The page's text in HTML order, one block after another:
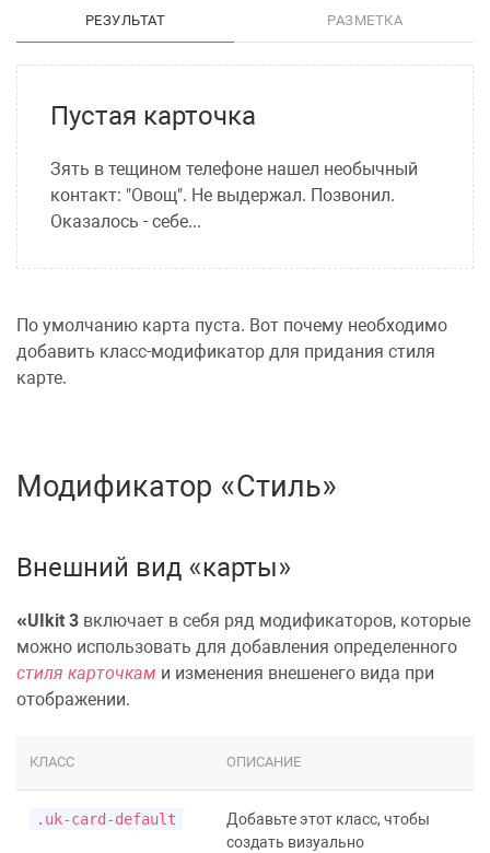
РЕЗУЛЬТАТ РАЗМЕТКА
Пустая карточка
Зять в тещином телефоне нашел необычный
контакт: "Овощ". Не выдержал. Позвонил.
Оказалось - себе...
По умолчанию карта пуста. Вот почему необходимо
добавить класс-модификатор для придания стиля
карте.
Модификатор «Стиль»
Внешний вид «карты»
UIkit 3 включает в себя ряд модификаторов, которые
можно использовать для добавления определенного
стиля карточкам и изменения внешенего вида при
отображении.
КЛАСС ОПИСАНИЕ
.uk-card-default
Добавьте этот класс, чтобы
создать визуально